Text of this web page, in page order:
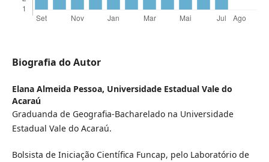
Biografia do Autor
Elana Almeida Pessoa, Universidade Estadual Vale do
Acaraú
Graduanda de Geografia-Bacharelado na Universidade
Estadual Vale do Acaraú.
Bolsista de Iniciação Científica Funcap, pelo Laboratório de